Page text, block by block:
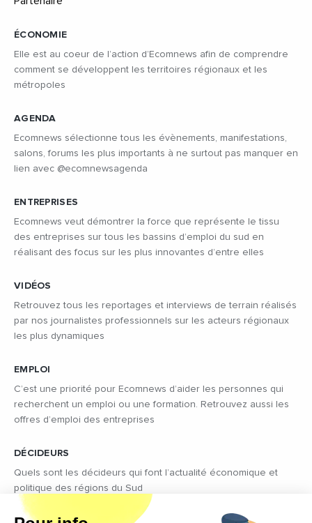
ÉCONOMIE
Elle est au coeur de l’action d’Ecomnews afin de comprendre
comment se développent les territoires régionaux et les
métropoles
AGENDA
Ecomnews sélectionne tous les évènements, manifestations,
salons, forums les plus importants à ne surtout pas manquer en
lien avec @ecomnewsagenda
ENTREPRISES
Ecomnews veut démontrer la force que représente le tissu
des entreprises sur tous les bassins d’emploi du sud en
réalisant des focus sur les plus innovantes d’entre elles
VIDÉOS
Retrouvez tous les reportages et interviews de terrain réalisés
par nos journalistes professionnels sur les acteurs régionaux
les plus dynamiques
EMPLOI
C’est une priorité pour Ecomnews d’aider les personnes qui
recherchent un emploi ou une formation. Retrouvez aussi les
offres d’emploi des entreprises
DÉCIDEURS
Quels sont les décideurs qui font l’actualité économique et
politique des régions du Sud